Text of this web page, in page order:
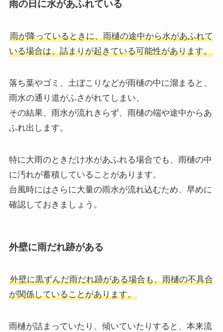
雨の日に水があふれている
雨が降っているときに、雨樋の途中から水があふれて
いる場合は、詰まりが起きている可能性があります。
落ち葉やゴミ、土ぼこりなどが雨樋の中に溜まると、
雨水の通り道がふさがれてしまい、
その結果、雨水が流れきらず、雨樋の端や途中からあ
ふれ出します。
特に大雨のときだけ水があふれる場合でも、雨樋の中
に汚れが蓄積していることがあります。
台風時にはさらに大量の雨水が流れ込むため、早めに
確認しておきましょう。
外壁に雨だれ跡がある
外壁に黒ずんだ雨だれ跡がある場合も、雨樋の不具合
が関係していることがあります。
雨樋が詰まっていたり、傾いていたりすると、本来流